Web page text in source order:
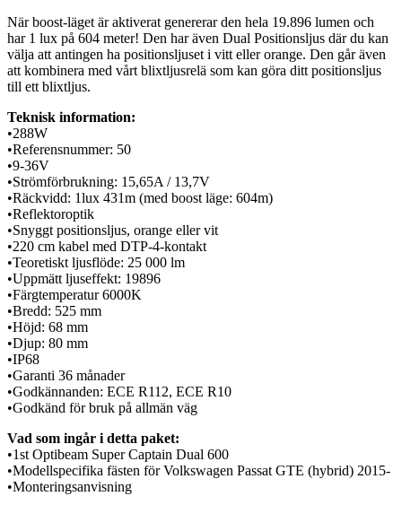
När boost-läget är aktiverat genererar den hela 19.896 lumen och
har 1 lux på 604 meter! Den har även Dual Positionsljus där du kan
välja att antingen ha positionsljuset i vitt eller orange. Den går även
att kombinera med vårt blixtljusrelä som kan göra ditt positionsljus
till ett blixtljus.
Teknisk information:
•288W
•Referensnummer: 50
•9-36V
•Strömförbrukning: 15,65A / 13,7V
•Räckvidd: 1lux 431m (med boost läge: 604m)
•Reflektoroptik
•Snyggt positionsljus, orange eller vit
•220 cm kabel med DTP-4-kontakt
•Teoretiskt ljusflöde: 25 000 lm
•Uppmätt ljuseffekt: 19896
•Färgtemperatur 6000K
•Bredd: 525 mm
•Höjd: 68 mm
•Djup: 80 mm
•IP68
•Garanti 36 månader
•Godkännanden: ECE R112, ECE R10
•Godkänd för bruk på allmän väg
Vad som ingår i detta paket:
•1st Optibeam Super Captain Dual 600
•Modellspecifika fästen för Volkswagen Passat GTE (hybrid) 2015-
•Monteringsanvisning